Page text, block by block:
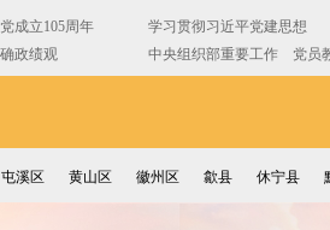
屯溪区 黄山区 徽州区 歙县 休宁县